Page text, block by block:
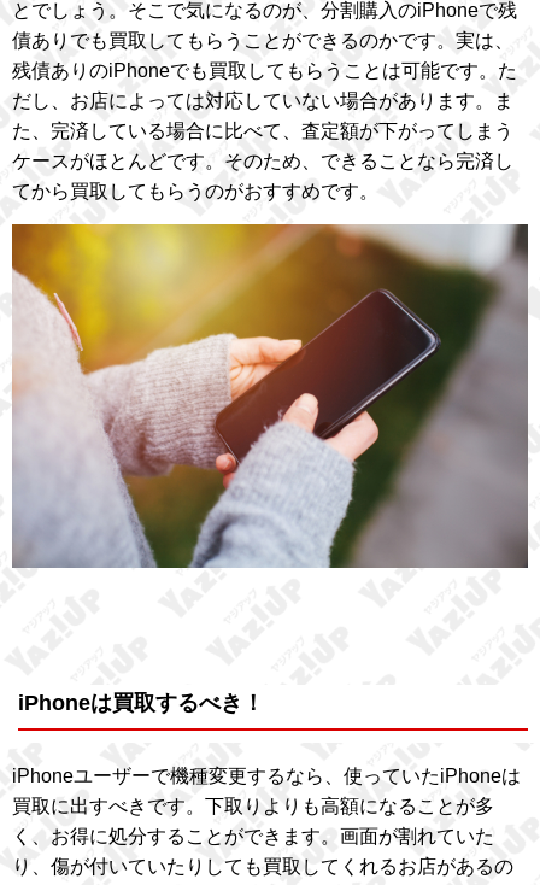
とでしょう。そこで気になるのが、分割購入のiPhoneで残
債ありでも買取してもらうことができるのかです。実は、
残債ありのiPhoneでも買取してもらうことは可能です。た
だし、お店によっては対応していない場合があります。ま
た、完済している場合に比べて、査定額が下がってしまう
ケースがほとんどです。そのため、できることなら完済し
てから買取してもらうのがおすすめです。
iPhoneは買取するべき！
iPhoneユーザーで機種変更するなら、使っていたiPhoneは
買取に出すべきです。下取りよりも高額になることが多
く、お得に処分することができます。画面が割れていた
り、傷が付いていたりしても買取してくれるお店があるの